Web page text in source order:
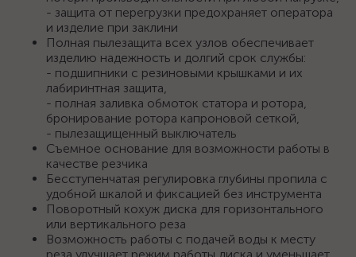
- защита от перегрузки предохраняет оператора
и изделие при заклини
Полная пылезащита всех узлов обеспечивает
изделию надежность и долгий срок службы:
- подшипники с резиновыми крышками и их
лабиринтная защита,
- полная заливка обмоток статора и ротора,
бронирование ротора капроновой сеткой,
- пылезащищенный выключатель
Съемное основание для возможности работы в
качестве резчика
Бесступенчатая регулировка глубины пропила с
удобной шкалой и фиксацией без инструмента
Поворотный кохуж диска для горизонтального
или вертикального реза
Возможность работы с подачей воды к месту